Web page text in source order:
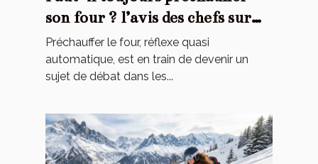
son four ? l’avis des chefs sur
une habitude contestée
Préchauffer le four, réflexe quasi
automatique, est en train de devenir un
sujet de débat dans les...